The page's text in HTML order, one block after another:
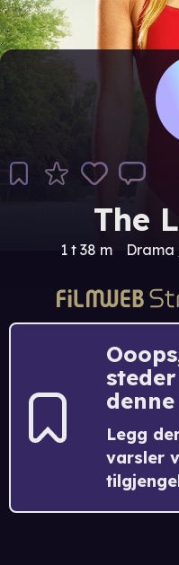
The
1 t 38 m
Legg
varsler